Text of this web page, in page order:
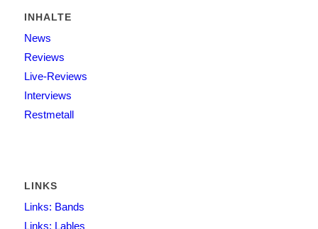
INHALTE
News
Reviews
Live-Reviews
Interviews
Restmetall
LINKS
Links: Bands
Links: Lables